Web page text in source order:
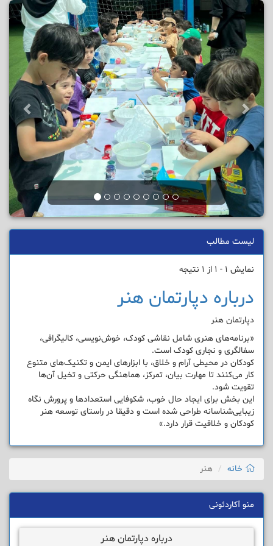
لیست مطالب
نمایش 1 - 1 از 1 نتیجه
درباره دپارتمان هنر
دپارتمان هنر
«برنامه‌های هنری شامل نقاشی کودک، خوش‌نویسی، کالیگرافی،
سفالگری و نجاری کودک است.
کودکان در محیطی آرام و خلاق، با ابزارهای ایمن و تکنیک‌های متنوع
کار می‌کنند تا مهارت بیان، تمرکز، هماهنگی حرکتی و تخیل آن‌ها
تقویت شود.
این بخش برای ایجاد حال خوب، شکوفایی استعدادها و پرورش نگاه
زیبایی‌شناسانه طراحی شده است و دقیقا در راستای توسعه هنر
کودکان و خلاقیت قرار دارد.»
خانه هنر
منو آکاردئونی
درباره دپارتمان هنر